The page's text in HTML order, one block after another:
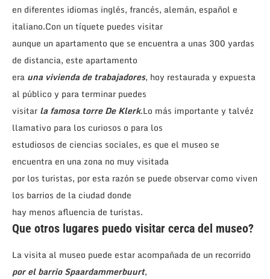
en diferentes idiomas inglés, francés, alemán, español e
italiano.Con un tíquete puedes visitar
aunque un apartamento que se encuentra a unas 300 yardas
de distancia, este apartamento
era una vivienda de trabajadores, hoy restaurada y expuesta
al público y para terminar puedes
visitar la famosa torre De Klerk.Lo más importante y talvéz
llamativo para los curiosos o para los
estudiosos de ciencias sociales, es que el museo se
encuentra en una zona no muy visitada
por los turistas, por esta razón se puede observar como viven
los barrios de la ciudad donde
hay menos afluencia de turistas.
Que otros lugares puedo visitar cerca del museo?
La visita al museo puede estar acompañada de un recorrido
por el barrio Spaardammerbuurt,